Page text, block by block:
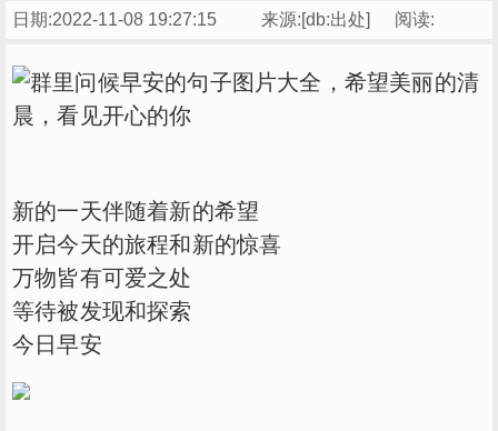
日期:2022-11-08 19:27:15 来源:[db:出处] 阅读:
新的一天伴随着新的希望
开启今天的旅程和新的惊喜
万物皆有可爱之处
等待被发现和探索
今日早安